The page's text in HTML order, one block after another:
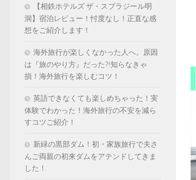
【相鉄ホテルズ ザ・スプラジール明
洞】宿泊レビュー！忖度なし！正直な感
想をご紹介します！
海外旅行が楽しくなかった人へ。原因
は『旅のやり方』だった?!知らなきゃ
損！海外旅行を楽しむコツ！
英語できなくても楽しめちゃった！実
体験でわかった！海外旅行の不安を減ら
すコツご紹介！
新緑の黒部ダム！初・家族旅行で夫さ
んご両親の初来ダムをアテンドしてきま
した！